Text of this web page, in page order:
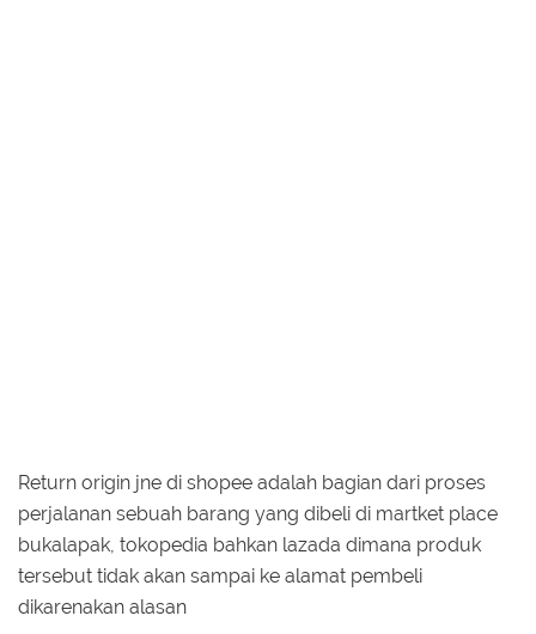
Return origin jne di shopee adalah bagian dari proses
perjalanan sebuah barang yang dibeli di martket place
bukalapak, tokopedia bahkan lazada dimana produk
tersebut tidak akan sampai ke alamat pembeli
dikarenakan alasan